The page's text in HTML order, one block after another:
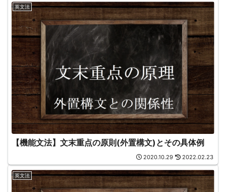
英文法
【機能文法】文末重点の原則(外置構文)とその具体例
2020.10.29 2022.02.23
英文法